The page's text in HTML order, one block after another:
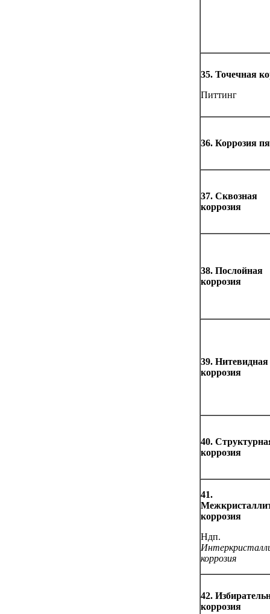
35. Точечная
Питтинг
36. Коррозия
37. Сквозная
коррозия
38. Послойная
коррозия
39. Нитевидная
коррозия
40.
коррозия
41.
коррозия
Ндп.
коррозия
42.
коррозия